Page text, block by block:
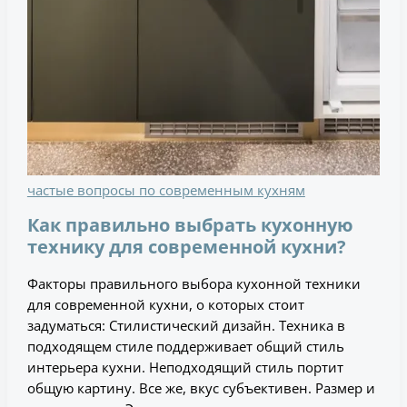
частые вопросы по современным кухням
Как правильно выбрать кухонную
технику для современной кухни?
Факторы правильного выбора кухонной техники
для современной кухни, о которых стоит
задуматься: Стилистический дизайн. Техника в
подходящем стиле поддерживает общий стиль
интерьера кухни. Неподходящий стиль портит
общую картину. Все же, вкус субъективен. Размер и